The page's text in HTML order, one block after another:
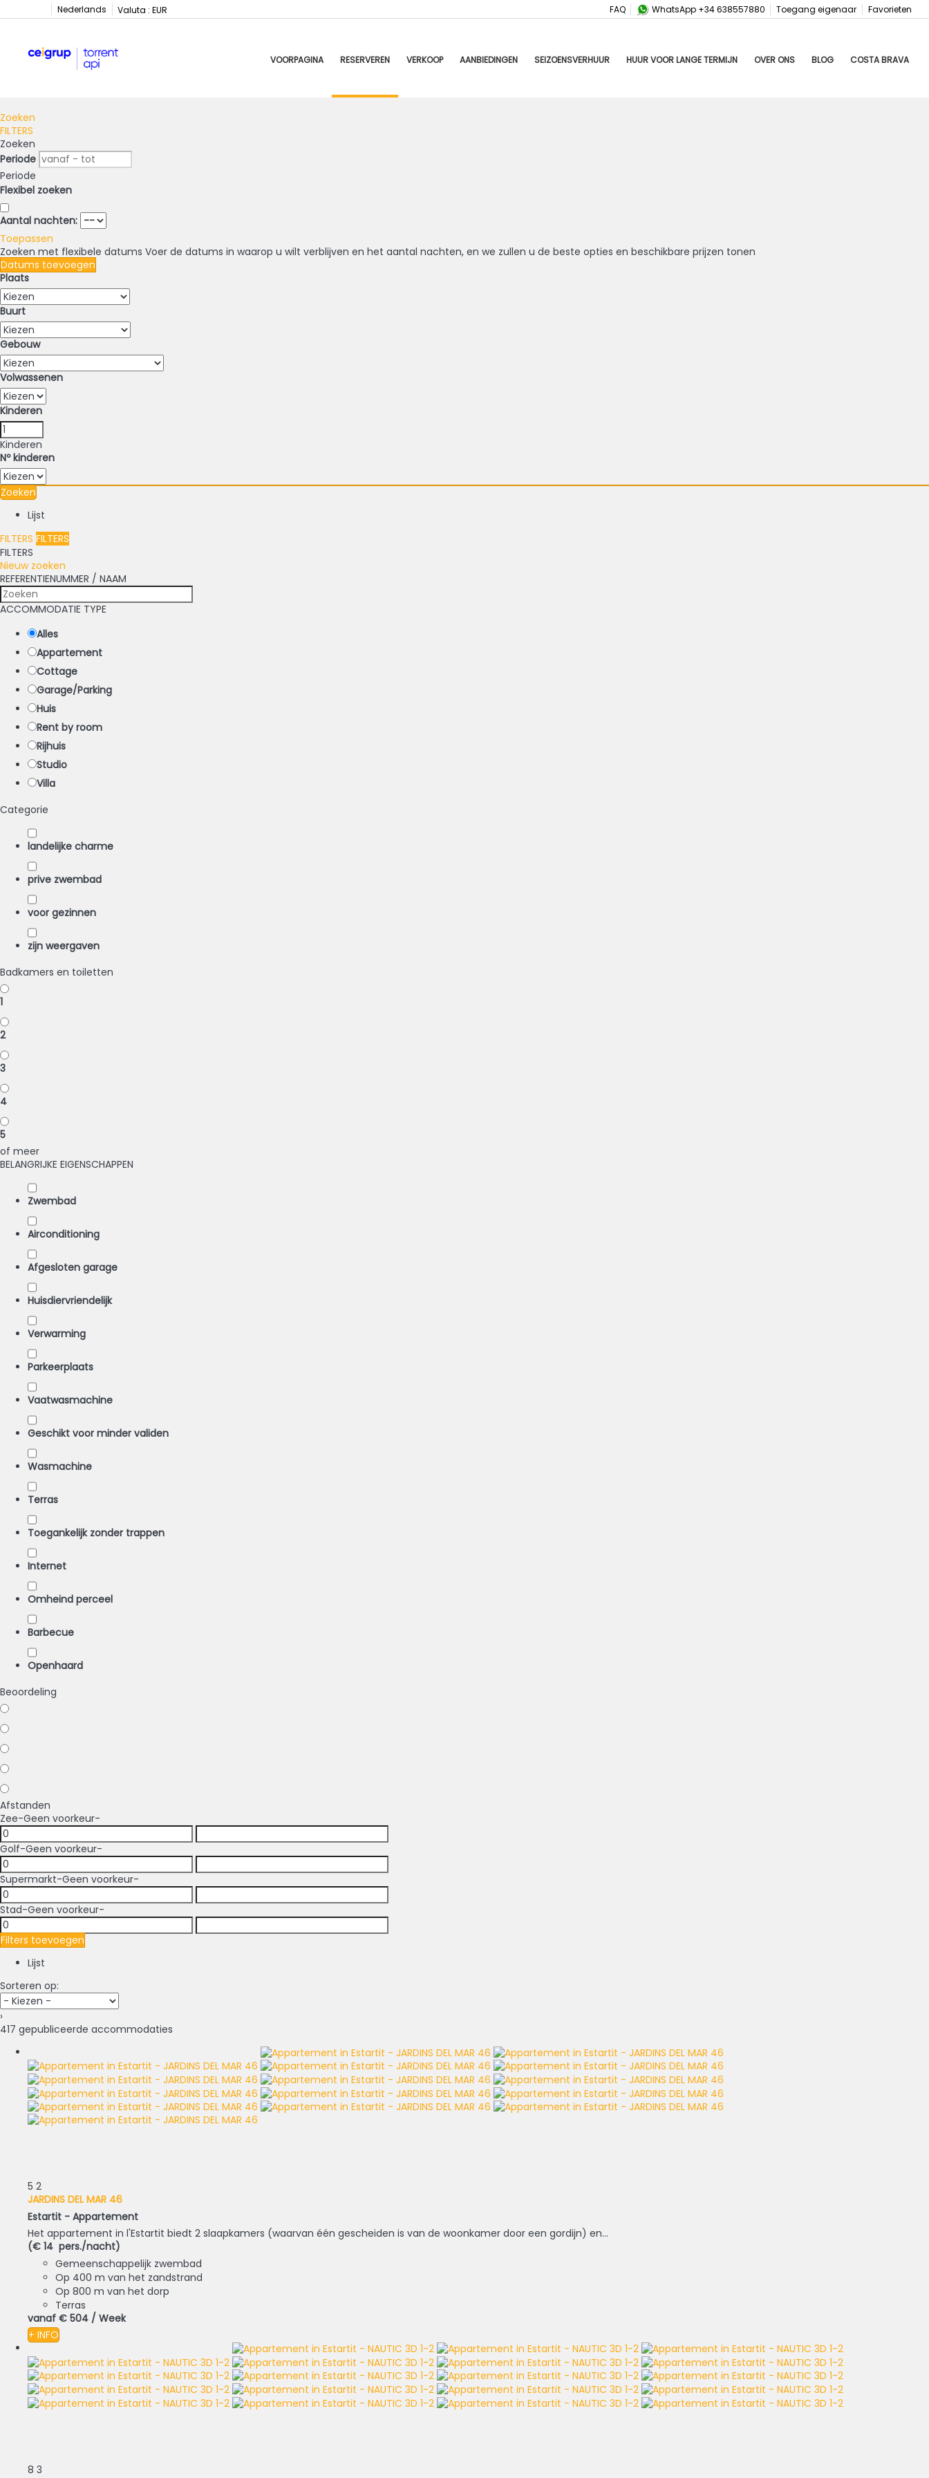
Nederlands Valuta : EUR Favorieten
Toegang eigenaar
WhatsApp +34 638557880
FAQ
VOORPAGINA RESERVEREN VERKOOP AANBIEDINGEN SEIZOENSVERHUUR HUUR VOOR LANGE TERMIJN OVER ONS BLOG COSTA BRAVA
Zoeken
FILTERS
Zoeken
Periode
Periode
Flexibel zoeken
Aantal nachten:
Toepassen
Zoeken met flexibele datums Voer de datums in waarop u wilt verblijven en het aantal nachten, en we zullen u de beste opties en beschikbare prijzen tonen
Datums toevoegen
Plaats
Buurt
Gebouw
Volwassenen
Kinderen
Kinderen
Nº kinderen
Zoeken
Lijst
FILTERS FILTERS
FILTERS
Nieuw zoeken
REFERENTIENUMMER / NAAM
ACCOMMODATIE TYPE
Alles
Appartement
Cottage
Garage/Parking
Huis
Rent by room
Rijhuis
Studio
Villa
Categorie
landelijke charme
prive zwembad
voor gezinnen
zijn weergaven
Badkamers en toiletten
1
2
3
4
5
of meer
BELANGRIJKE EIGENSCHAPPEN
Zwembad
Airconditioning
Afgesloten garage
Huisdiervriendelijk
Verwarming
Parkeerplaats
Vaatwasmachine
Geschikt voor minder validen
Wasmachine
Terras
Toegankelijk zonder trappen
Internet
Omheind perceel
Barbecue
Openhaard
Beoordeling
Afstanden
Zee-Geen voorkeur-
Golf-Geen voorkeur-
Supermarkt-Geen voorkeur-
Stad-Geen voorkeur-
Filters toevoegen
Lijst
Sorteren op:
›
417 gepubliceerde accommodaties
5 2
JARDINS DEL MAR 46
Estartit - Appartement
Het appartement in l'Estartit biedt 2 slaapkamers (waarvan één gescheiden is van de woonkamer door een gordijn) en...
(€ 14 pers./nacht)
Gemeenschappelijk zwembad
Op 400 m van het zandstrand
Op 800 m van het dorp
Terras
vanaf € 504 / Week
+ INFO
8 3